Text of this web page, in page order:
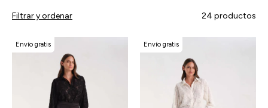
Filtrar y ordenar 24 productos
Envío gratis Envío gratis